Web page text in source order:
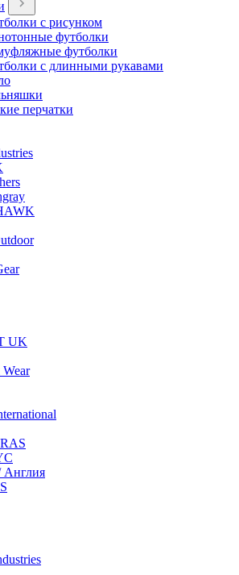
с рисунком
футболки
футболки
с длинными рукавами
перчатки
UK
Англия